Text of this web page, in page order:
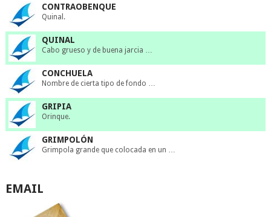
CONTRAOBENQUE
Quinal.
QUINAL
Cabo grueso y de buena jarcia …
CONCHUELA
Nombre de cierta tipo de fondo …
GRIPIA
Orinque.
GRIMPOLÓN
Grimpola grande que colocada en un …
EMAIL